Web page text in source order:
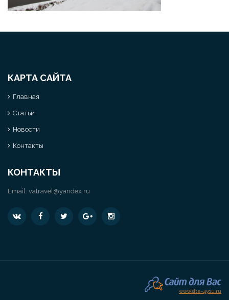
КАРТА САЙТА
Главная
Статьи
Новости
Контакты
КОНТАКТЫ
Email: vatravel@yandex.ru
www.site-4you.ru